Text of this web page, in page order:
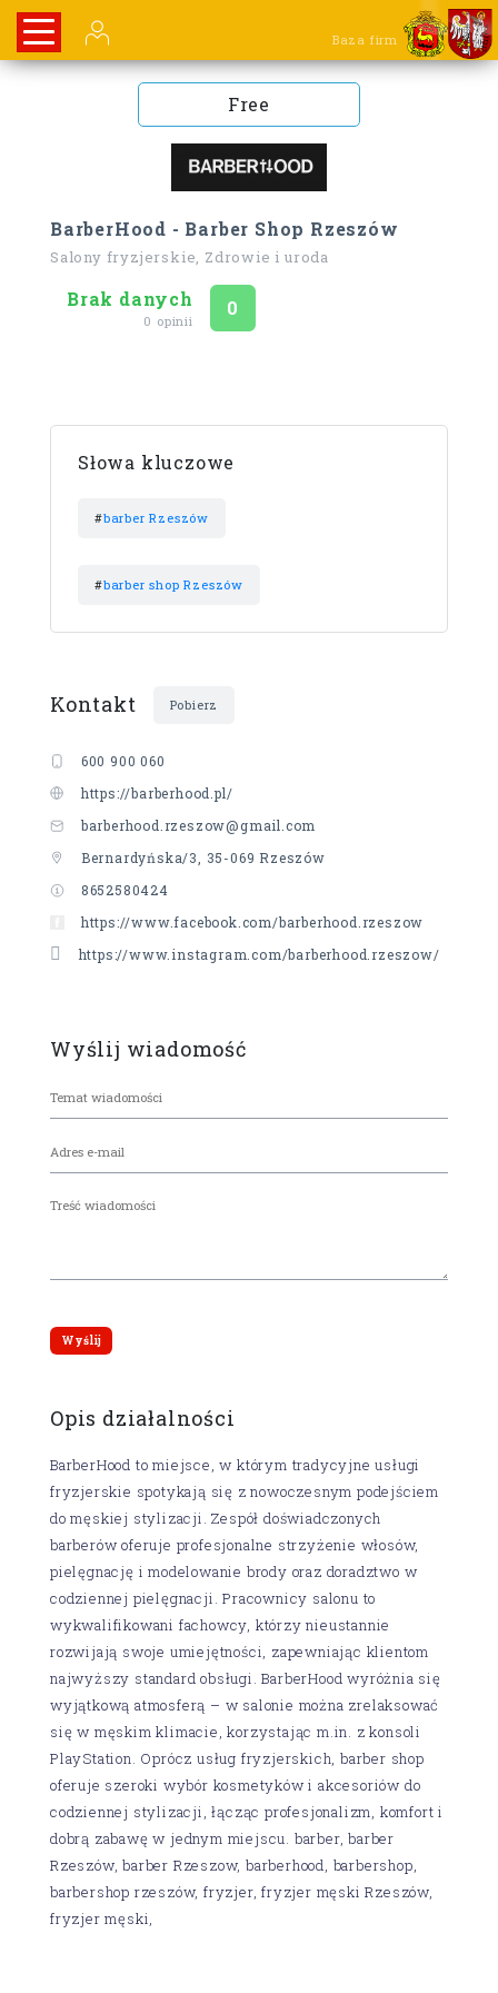
Baza firm
Free
BarberHood - Barber Shop Rzeszów
Salony fryzjerskie, Zdrowie i uroda
Brak danych
0 opinii
Ocena
0
Słowa kluczowe
#barber Rzeszów
#barber shop Rzeszów
Kontakt Pobierz
600 900 060
https://barberhood.pl/
barberhood.rzeszow@gmail.com
Bernardyńska/3, 35-069 Rzeszów
8652580424
https://www.facebook.com/barberhood.rzeszow
https://www.instagram.com/barberhood.rzeszow/
Wyślij wiadomość
Opis działalności
BarberHood to miejsce, w którym tradycyjne usługi
fryzjerskie spotykają się z nowoczesnym podejściem
do męskiej stylizacji. Zespół doświadczonych
barberów oferuje profesjonalne strzyżenie włosów,
pielęgnację i modelowanie brody oraz doradztwo w
codziennej pielęgnacji. Pracownicy salonu to
wykwalifikowani fachowcy, którzy nieustannie
rozwijają swoje umiejętności, zapewniając klientom
najwyższy standard obsługi. BarberHood wyróżnia się
wyjątkową atmosferą – w salonie można zrelaksować
się w męskim klimacie, korzystając m.in. z konsoli
PlayStation. Oprócz usług fryzjerskich, barber shop
oferuje szeroki wybór kosmetyków i akcesoriów do
codziennej stylizacji, łącząc profesjonalizm, komfort i
dobrą zabawę w jednym miejscu. barber, barber
Rzeszów, barber Rzeszow, barberhood, barbershop,
barbershop rzeszów, fryzjer, fryzjer męski Rzeszów,
fryzjer męski,